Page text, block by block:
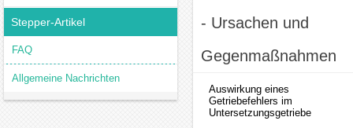
Stepper-Artikel
FAQ
Allgemeine Nachrichten
- Ursachen und
Gegenmaßnahmen
Auswirkung eines
Getriebefehlers im
Untersetzungsgetriebe